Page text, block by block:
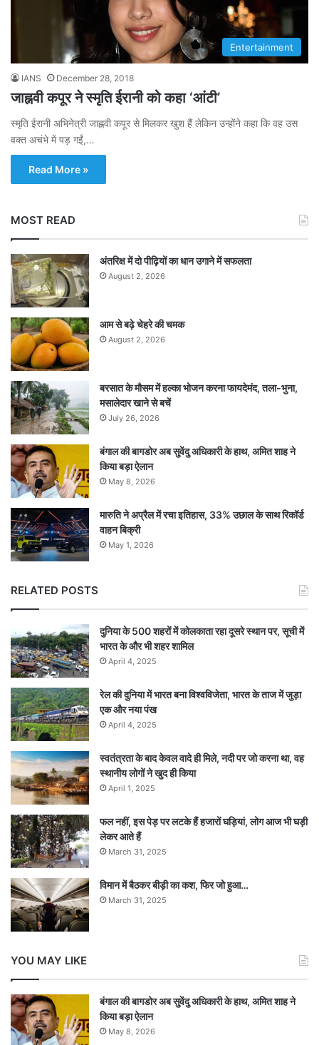
Entertainment
IANS December 28, 2018
जाह्नवी कपूर ने स्मृति ईरानी को कहा ‘आंटी’
स्मृति ईरानी अभिनेत्री जाह्नवी कपूर से मिलकर खुश हैं लेकिन उन्होंने कहा कि वह उस
वक्त अचंभे में पड़ गईं,…
Read More »
MOST READ
अंतरिक्ष में दो पीढ़ियों का धान उगाने में सफलता
August 2, 2026
आम से बढ़े चेहरे की चमक
August 2, 2026
बरसात के मौसम में हल्का भोजन करना फायदेमंद, तला-भुना,
मसालेदार खाने से बचें
July 26, 2026
बंगाल की बागडोर अब सुवेंदु अधिकारी के हाथ, अमित शाह ने
किया बड़ा ऐलान
May 8, 2026
मारुति ने अप्रैल में रचा इतिहास, 33% उछाल के साथ रिकॉर्ड
वाहन बिक्री
May 1, 2026
RELATED POSTS
दुनिया के 500 शहरों में कोलकाता रहा दूसरे स्थान पर, सूची में
भारत के और भी शहर शामिल
April 4, 2025
रेल की दुनिया में भारत बना विश्वविजेता, भारत के ताज में जुड़ा
एक और नया पंख
April 4, 2025
स्वतंत्रता के बाद केवल वादे ही मिले, नदी पर जो करना था, वह
स्थानीय लोगों ने खुद ही किया
April 1, 2025
फल नहीं, इस पेड़ पर लटके हैं हजारों घड़ियां, लोग आज भी घड़ी
लेकर आते हैं
March 31, 2025
विमान में बैठकर बीड़ी का कश, फिर जो हुआ…
March 31, 2025
YOU MAY LIKE
बंगाल की बागडोर अब सुवेंदु अधिकारी के हाथ, अमित शाह ने
किया बड़ा ऐलान
May 8, 2026